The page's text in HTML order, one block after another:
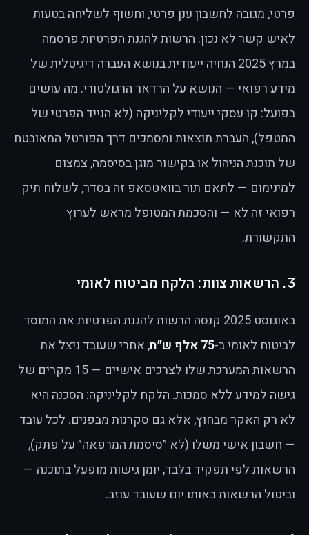
פרטי, מגובה לחשבון ענן פרטי, וחשוף לשליחה בטעות
לאיש קשר לא נכון. הרשות להגנת הפרטיות פרסמה
במרץ 2025 הנחיה ייעודית בנושא העברה דיגיטלית של
מידע רפואי — הנושא על הרדאר הרגולטורי. מה עושים
בפועל: קו עסקי ייעודי לקליניקה (לא הנייד הפרטי של
המטפל), העברת תוצאות ומסמכים דרך הפורטל המאובטח
של תוכנת הניהול או בקישור מוגן בסיסמה, צמצום
למינימום — לתאם תור בוואטסאפ זה בסדר, לשלוח תיק
רפואי זה לא — והסכמת המטופל מראש לערוץ
התקשורת.
3. הרשאות צוות: הלקח מביטוח לאומי
באוגוסט 2025 קנסה הרשות להגנת הפרטיות את המוסד
לביטוח לאומי ב-75 אלף ש״ח
, אחרי שעובד ניצל את
הרשאות המערכת שלו לצרכים אישיים — 15 מקרים של
גישה למידע ללא סמכות. הלקח לקליניקה: הסכנה היא
לא רק האקר מבחוץ, אלא גם סקרנות מבפנים. לכל עובד
— חשבון אישי משלו (לא ״סיסמת המרפאה״ על פתק),
הרשאות לפי תפקיד בלבד, יומן גישות מופעל בתוכנה —
וביטול הרשאות באותו יום שעובד עוזב.